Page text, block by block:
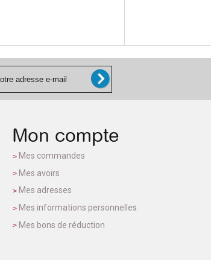
Mon compte
Mes commandes
Mes avoirs
Mes adresses
Mes informations personnelles
Mes bons de réduction